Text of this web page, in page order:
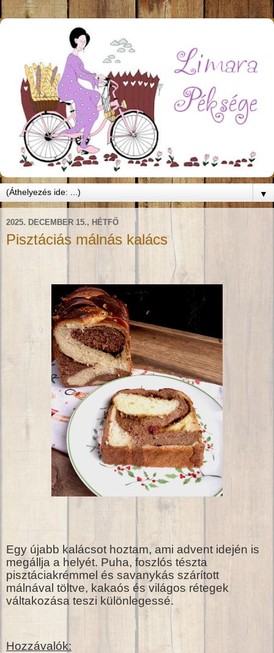
▼
2025. DECEMBER 15., HÉTFŐ
Pisztáciás málnás kalács
Egy újabb kalácsot hoztam, ami advent idején is
megállja a helyét. Puha, foszlós tészta
pisztáciakrémmel és savanykás szárított
málnával töltve, kakaós és világos rétegek
váltakozása teszi különlegessé.
Hozzávalók: